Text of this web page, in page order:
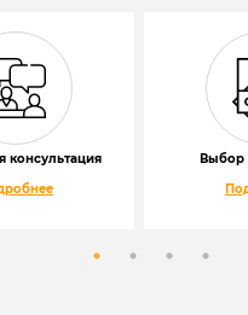
консультация
Выбор